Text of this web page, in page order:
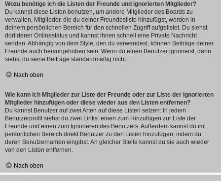
Wozu benötige ich die Listen der Freunde und ignorierten Mitglieder?
Du kannst diese Listen benutzen, um andere Mitglieder des Boards zu
verwalten. Mitglieder, die du deiner Freundesliste hinzufügst, werden in
deinem persönlichen Bereich für den schnellen Zugriff aufgelistet. Du siehst
dort deren Onlinestatus und kannst ihnen schnell eine Private Nachricht
senden. Abhängig von dem Style, den du verwendest, können Beiträge deiner
Freunde auch hervorgehoben sein. Wenn du einen Benutzer ignorierst, dann
siehst du seine Beiträge standardmäßig nicht.
Nach oben
Wie kann ich Mitglieder zur Liste der Freunde oder zur Liste der ignorierten
Mitglieder hinzufügen oder diese wieder aus den Listen entfernen?
Du kannst Benutzer auf zwei Arten auf diese Listen setzen: In jedem
Benutzerprofil siehst du zwei Links: einen zum Hinzufügen zur Liste der
Freunde und einen zum Ignorieren des Benutzers. Außerdem kannst du im
persönlichen Bereich direkt Benutzer zu den Listen hinzufügen, indem du
deren Benutzernamen eingibst. An gleicher Stelle kannst du sie auch wieder
von den Listen entfernen.
Nach oben